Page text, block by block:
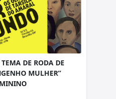
DE RODA DE
MULHER”